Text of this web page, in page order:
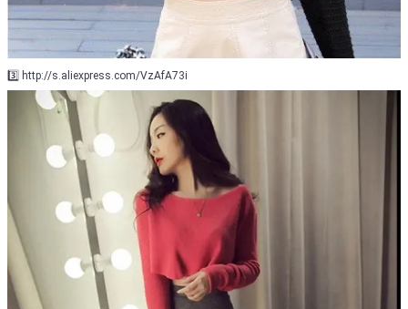
3️⃣ http://s.aliexpress.com/VzAfA73i